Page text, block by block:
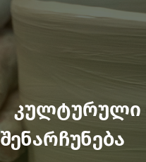
კულტურული
შენარჩუნება